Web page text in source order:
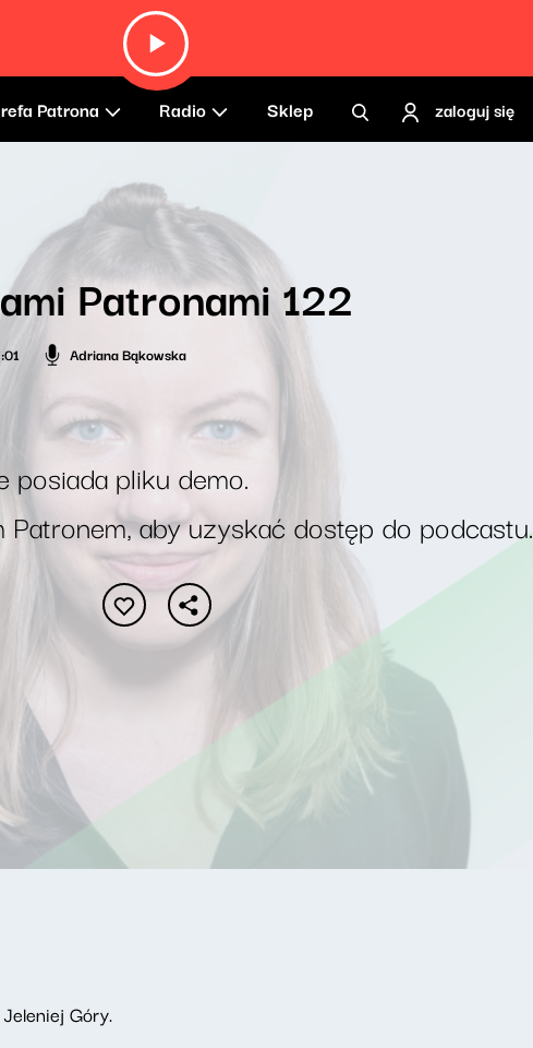
Patrona Radio Sklep zaloguj się
Patronami 122
Adriana Bąkowska
posiada pliku demo.
Patronem, aby uzyskać dostęp do podcastu.
Góry.